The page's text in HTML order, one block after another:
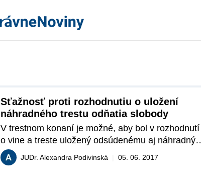
Sťažnosť proti rozhodnutiu o uložení
náhradného trestu odňatia slobody
V trestnom konaní je možné, aby bol v rozhodnutí
o vine a treste uložený odsúdenému aj náhradný
trest. Jeho účel spočíva v tom, že pokiaľ
odsúdený nevykoná uložený trest, nastúpi výkon
JUDr. Alexandra Podivinská 05. 06. 2017